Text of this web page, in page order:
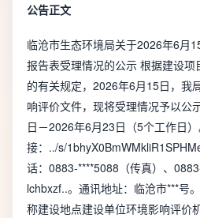
公告正文
临沧市生态环境局关于2026年6月
报告表受理情况的公示 根据建设
的有关规定，2026年6月15日，我
响评价文件，现将受理情况予以公
日－2026年6月23日（5个工作日
接：../s/
话：0883-****5088（传真）、
lchbxzf..。通讯地址：临沧市***号
称建设地点建设单位环境影响评价